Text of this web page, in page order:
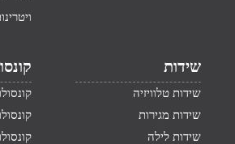
שידות
שידות טלוויזיה
שידות מגירות
שידות לילה